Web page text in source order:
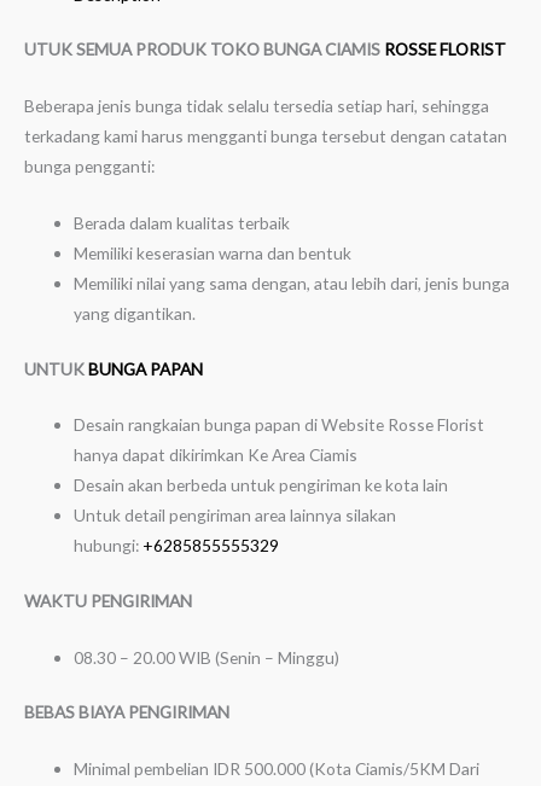
UTUK SEMUA PRODUK TOKO BUNGA CIAMIS ROSSE FLORIST
Beberapa jenis bunga tidak selalu tersedia setiap hari, sehingga
terkadang kami harus mengganti bunga tersebut dengan catatan
bunga pengganti:
Berada dalam kualitas terbaik
Memiliki keserasian warna dan bentuk
Memiliki nilai yang sama dengan, atau lebih dari, jenis bunga
yang digantikan.
UNTUKBUNGA PAPAN
Desain rangkaian bunga papan di Website Rosse Florist
hanya dapat dikirimkan Ke Area Ciamis
Desain akan berbeda untuk pengiriman ke kota lain
Untuk detail pengiriman area lainnya silakan
hubungi: +6285855555329
WAKTU PENGIRIMAN
08.30 – 20.00 WIB (Senin – Minggu)
BEBAS BIAYA PENGIRIMAN
Minimal pembelian IDR 500.000 (Kota Ciamis/5KM Dari